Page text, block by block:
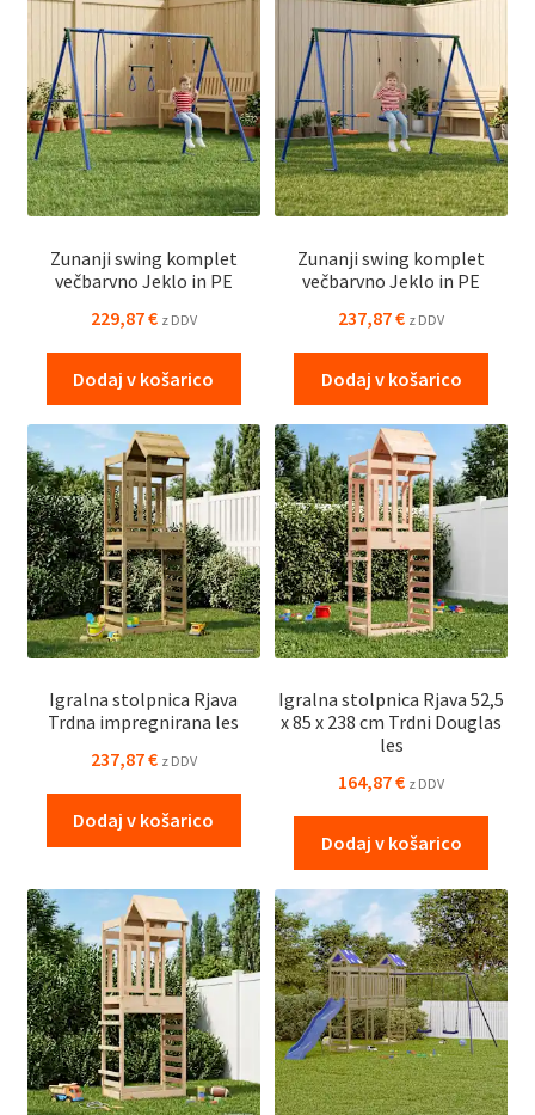
Zunanji swing komplet
večbarvno Jeklo in PE
229,87€ z DDV
Dodaj v košarico
Zunanji swing komplet
večbarvno Jeklo in PE
237,87€ z DDV
Dodaj v košarico
Igralna stolpnica Rjava
Trdna impregnirana les
237,87€ z DDV
Dodaj v košarico
Igralna stolpnica Rjava 52,5
x 85 x 238 cm Trdni Douglas
les
164,87€ z DDV
Dodaj v košarico